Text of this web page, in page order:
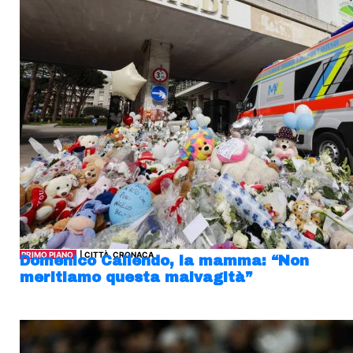
PRIMO PIANO| CITTÀ, CRONACA
Domenico Caliendo, la mamma: “Non
meritiamo questa malvagità”